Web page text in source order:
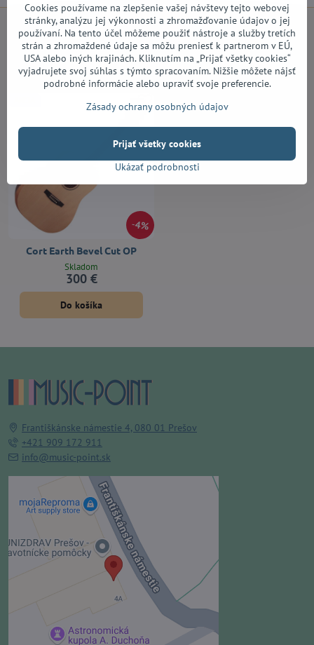
FacebookTwitterBlueskyPinterestReddit LinkedInWhatsApp
E-
mail
Alternatívne produkty
4%
Cort Earth Bevel Cut OP
Skladom
300 €
Do košíka
Františkánske námestie 4, 080 01 Prešov
+421 909 172 911
info@music-point.sk
Externý obsah je blokovaný
Voľbami súkromia
Prajete si načítať externý obsah?
Povoliť tentokrát
Povoliť a zapamätať - súhlas s
druhom cookie: Funkčné
Cookies používame na zlepšenie vašej návštevy tejto webovej
stránky, analýzu jej výkonnosti a zhromažďovanie údajov o jej
používaní. Na tento účel môžeme použiť nástroje a služby tretích
strán a zhromaždené údaje sa môžu preniesť k partnerom v EÚ,
USA alebo iných krajinách. Kliknutím na „Prijať všetky cookies“
vyjadrujete svoj súhlas s týmto spracovaním. Nižšie môžete nájsť
podrobné informácie alebo upraviť svoje preferencie.
Zásady ochrany osobných údajov
Ukázať podrobnosti
Prijať všetky cookies